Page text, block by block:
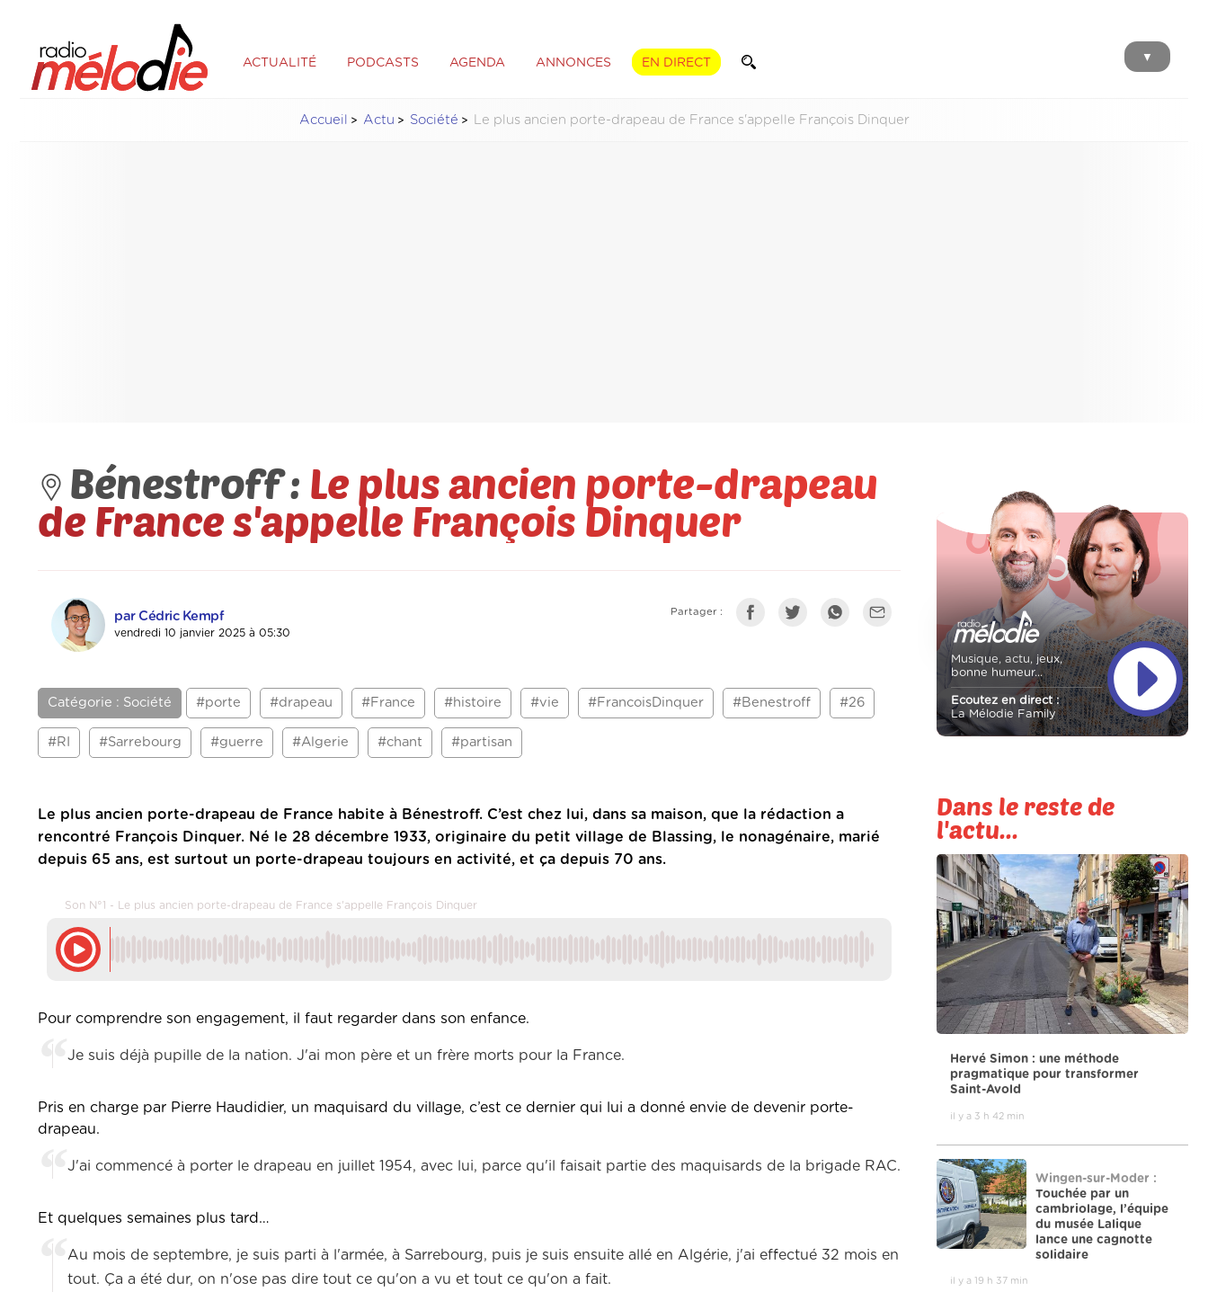
ACTUALITÉ PODCASTS AGENDA ANNONCES EN DIRECT ▼
Accueil Actu Société Le plus ancien porte-drapeau de France s'appelle François Dinquer
Bénestroff : Le plus ancien porte-drapeau
de France s'appelle François Dinquer
par Cédric Kempf
vendredi 10 janvier 2025 à 05:30
Partager :
Catégorie : Société #porte #drapeau #France #histoire #vie #FrancoisDinquer #Benestroff #26
#RI #Sarrebourg #guerre #Algerie #chant #partisan
Le plus ancien porte-drapeau de France habite à Bénestroff. C’est chez lui, dans sa maison, que la rédaction a
rencontré François Dinquer. Né le 28 décembre 1933, originaire du petit village de Blassing, le nonagénaire, marié
depuis 65 ans, est surtout un porte-drapeau toujours en activité, et ça depuis 70 ans.
Son N°1 - Le plus ancien porte-drapeau de France s'appelle François Dinquer
Pour comprendre son engagement, il faut regarder dans son enfance.
Je suis déjà pupille de la nation. J'ai mon père et un frère morts pour la France.
Pris en charge par Pierre Haudidier, un maquisard du village, c’est ce dernier qui lui a donné envie de devenir porte-
drapeau.
J'ai commencé à porter le drapeau en juillet 1954, avec lui, parce qu'il faisait partie des maquisards de la brigade RAC.
Et quelques semaines plus tard…
Au mois de septembre, je suis parti à l'armée, à Sarrebourg, puis je suis ensuite allé en Algérie, j'ai effectué 32 mois en
tout. Ça a été dur, on n'ose pas dire tout ce qu'on a vu et tout ce qu'on a fait.
Musique, actu, jeux,
bonne humeur...
Ecoutez en direct :
La Mélodie Family
Dans le reste de
l'actu...
Hervé Simon : une méthode
pragmatique pour transformer
Saint-Avold
il y a 3 h 42 min
Wingen-sur-Moder :
Touchée par un
cambriolage, l’équipe
du musée Lalique
lance une cagnotte
solidaire
il y a 19 h 37 min